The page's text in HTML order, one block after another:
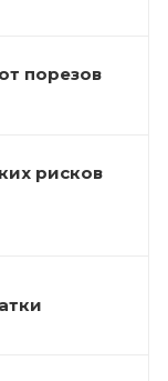
порезов
рисков